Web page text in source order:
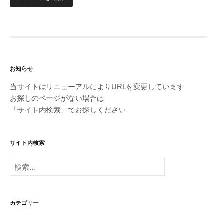
お知らせ
当サイトはリニューアルによりURLを変更しています
お探しのページがない場合は
「サイト内検索」でお探しください
サイト内検索
検
索:
カテゴリー